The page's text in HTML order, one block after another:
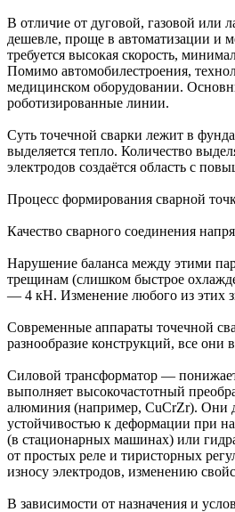
В отличие от дуговой, газовой или
дешевле, проще в автоматизации и
требуется высокая скорость,
Помимо автомобилестроения,
медицинском оборудовании.
роботизированные линии.
Суть точечной сварки лежит в
выделяется тепло. Количество
электродов создаётся область с
Процесс формирования сварной
Качество сварного соединения
Нарушение баланса между этими
трещинам (слишком быстрое
— 4 кН. Изменение любого из этих
Современные аппараты точечной
разнообразие конструкций, все
Силовой трансформатор —
выполняет высокочастотный
алюминия (например, CuCrZr). Они
устойчивостью к деформации при
(в стационарных машинах) или
от простых реле и тиристорных
износу электродов, изменению
В зависимости от назначения и